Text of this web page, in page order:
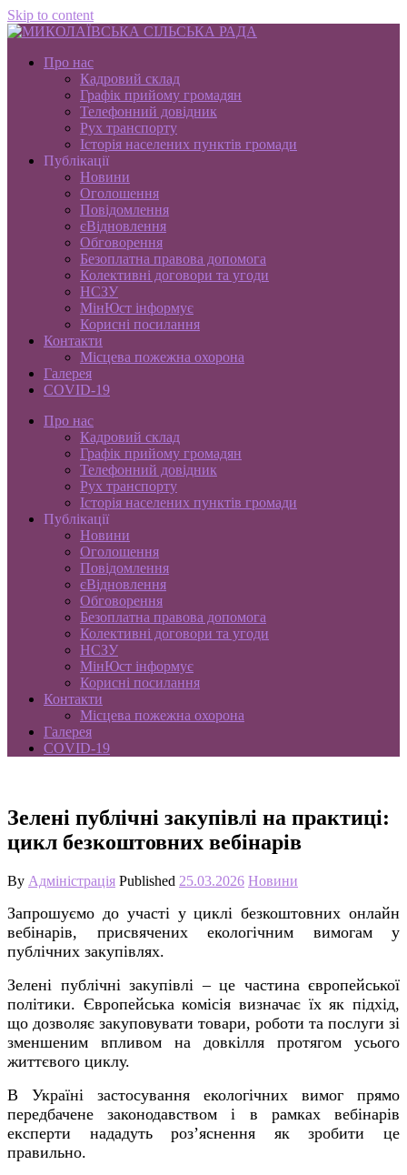
Skip to content
Про нас
Кадровий склад
Графік прийому громадян
Телефонний довідник
Рух транспорту
Історія населених пунктів громади
Публікації
Новини
Оголошення
Повідомлення
єВідновлення
Обговорення
Безоплатна правова допомога
Колективні договори та угоди
НСЗУ
МінЮст інформує
Корисні посилання
Контакти
Місцева пожежна охорона
Галерея
COVID-19
Про нас
Кадровий склад
Графік прийому громадян
Телефонний довідник
Рух транспорту
Історія населених пунктів громади
Публікації
Новини
Оголошення
Повідомлення
єВідновлення
Обговорення
Безоплатна правова допомога
Колективні договори та угоди
НСЗУ
МінЮст інформує
Корисні посилання
Контакти
Місцева пожежна охорона
Галерея
COVID-19
Зелені публічні закупівлі на практиці:
цикл безкоштовних вебінарів
By Адміністрація Published 25.03.2026 Новини
Запрошуємо до участі у циклі безкоштовних онлайн
вебінарів, присвячених екологічним вимогам у
публічних закупівлях.
Зелені публічні закупівлі – це частина європейської
політики. Європейська комісія визначає їх як підхід,
що дозволяє закуповувати товари, роботи та послуги зі
зменшеним впливом на довкілля протягом усього
життєвого циклу.
В Україні застосування екологічних вимог прямо
передбачене законодавством і в рамках вебінарів
експерти нададуть роз’яснення якзробити це
правильно.